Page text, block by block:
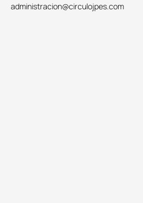
administracion@circulojpes.com